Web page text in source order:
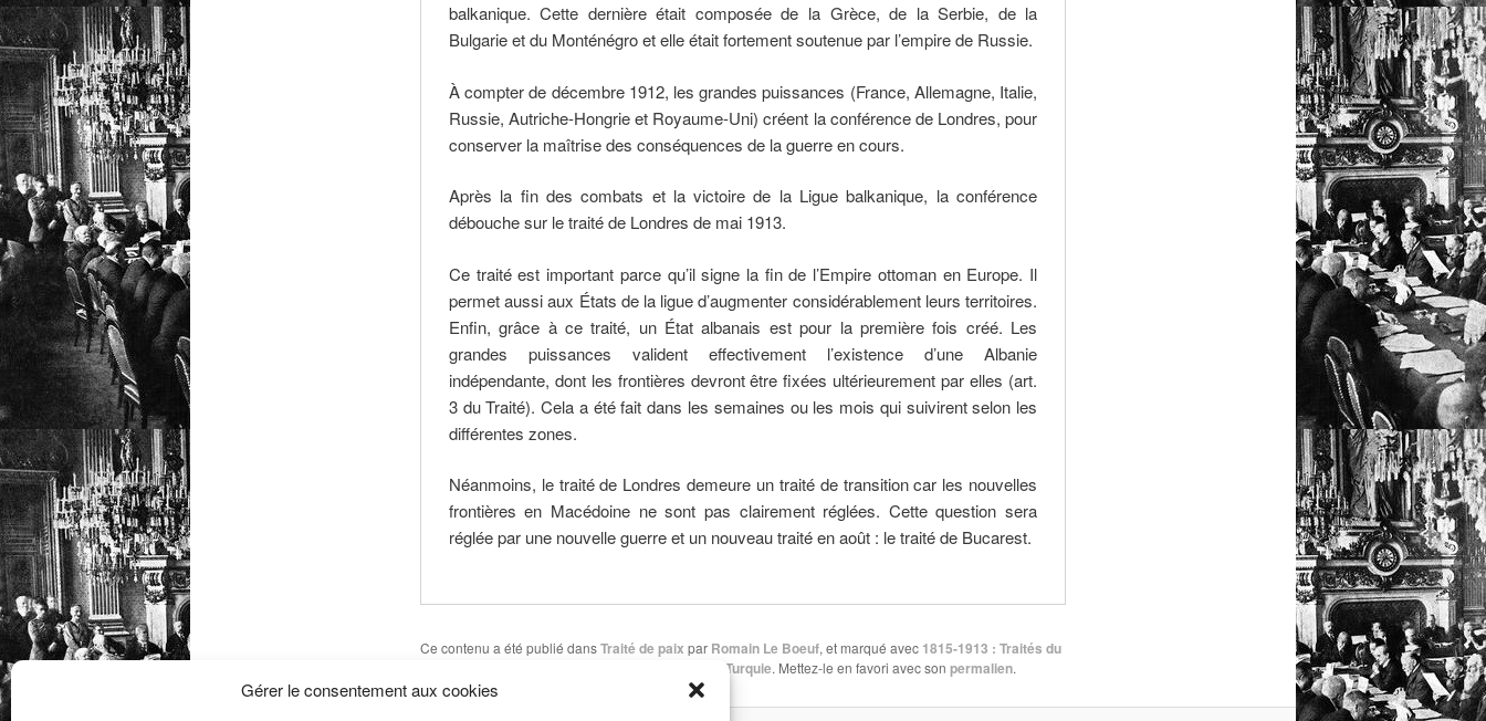
Gérer le consentement aux cookies
balkanique. Cette dernière était composée de la Grèce, de la Serbie, de la
Bulgarie et du Monténégro et elle était fortement soutenue par l’empire de Russie.
À compter de décembre 1912, les grandes puissances (France, Allemagne, Italie,
Russie, Autriche-Hongrie et Royaume-Uni) créent la conférence de Londres, pour
conserver la maîtrise des conséquences de la guerre en cours.
Après la fin des combats et la victoire de la Ligue balkanique, la conférence
débouche sur le traité de Londres de mai 1913.
Ce traité est important parce qu’il signe la fin de l’Empire ottoman en Europe. Il
permet aussi aux États de la ligue d’augmenter considérablement leurs territoires.
Enfin, grâce à ce traité, un État albanais est pour la première fois créé. Les
grandes puissances valident effectivement l’existence d’une Albanie
indépendante, dont les frontières devront être fixées ultérieurement par elles (art.
3 du Traité). Cela a été fait dans les semaines ou les mois qui suivirent selon les
différentes zones.
Néanmoins, le traité de Londres demeure un traité de transition car les nouvelles
frontières en Macédoine ne sont pas clairement réglées. Cette question sera
réglée par une nouvelle guerre et un nouveau traité en août : le traité de Bucarest.
Ce contenu a été publié dansTraité de paix par Romain Le Boeuf, et marqué avec 1815-1913 : Traités du
Turquie. Mettez-le en favori avec son permalien.